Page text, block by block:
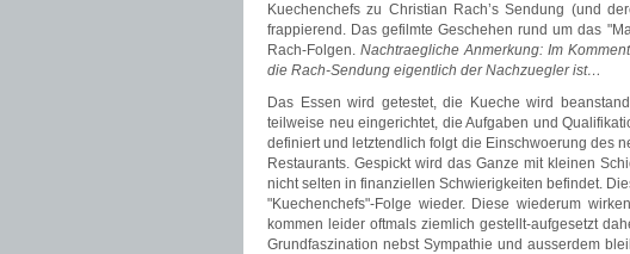
Kuechenchefs zu Christian Rach’s Sendung (und
frappierend. Das gefilmte Geschehen rund um das
Rach-Folgen.Nachtraegliche Anmerkung: Im
die Rach-Sendung eigentlich der Nachzuegler ist…
Das Essen wird getestet, die Kueche wird
teilweise neu eingerichtet, die Aufgaben und
definiert und letztendlich folgt die Einschwoerung des
Restaurants. Gespickt wird das Ganze mit kleinen
nicht selten in finanziellen Schwierigkeiten befindet.
"Kuechenchefs"-Folge wieder. Diese wiederum
kommen leider oftmals ziemlich gestellt-aufgesetzt
Grundfaszination nebst Sympathie und ausserdem